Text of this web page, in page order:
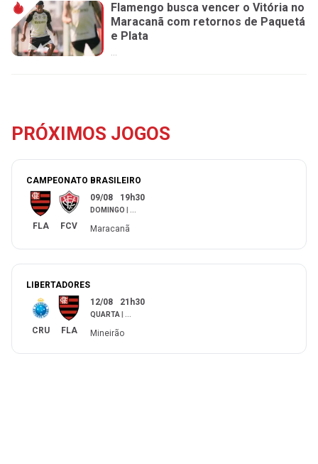
Flamengo busca vencer o Vitória no
Maracanã com retornos de Paquetá
e Plata
...
PRÓXIMOS JOGOS
CAMPEONATO BRASILEIRO
FLA FCV
09/08 19h30
DOMINGO
Maracanã
LIBERTADORES
CRU FLA
12/08 21h30
QUARTA
Mineirão